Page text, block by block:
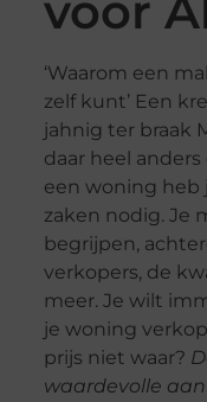
‘Waarom een
zelf kunt’ Een
jahnig ter braak
daar heel
een woning heb
zaken nodig. Je
begrijpen,
verkopers, de
meer. Je wilt
je woning
prijs niet waar?
waardevolle